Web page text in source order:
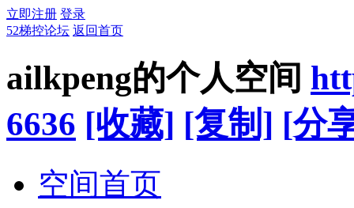
立即注册 登录
52梯控论坛 返回首页
ailkpeng的个人空间
6636 [收藏] [复制] [分
空间首页